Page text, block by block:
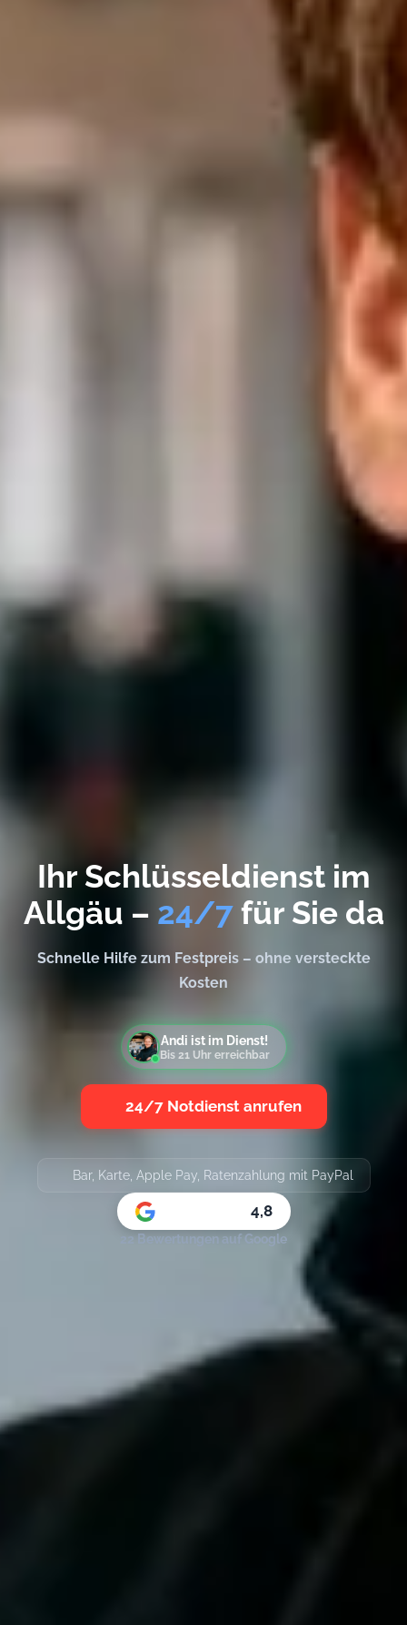
Ihr Schlüsseldienst im
Allgäu – 24/7für Sie da
Schnelle Hilfe zum Festpreis – ohne versteckte
Kosten
Andi ist im Dienst!
Bis 21 Uhr erreichbar
24/7 Notdienst anrufen
Bar, Karte, Apple Pay, Ratenzahlung mit PayPal
4,8
22 Bewertungen auf Google